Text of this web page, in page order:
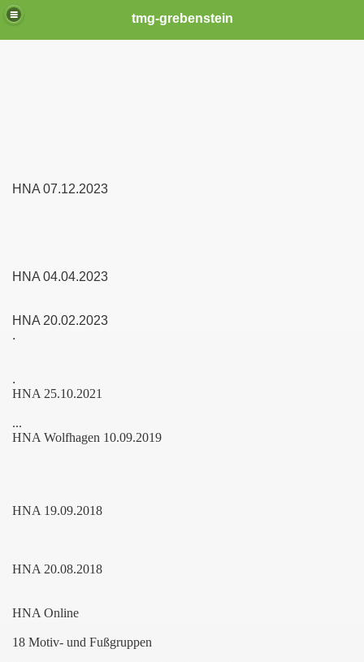
tmg-grebenstein
HNA 07.12.2023
HNA 04.04.2023
HNA 20.02.2023
.
.
HNA 25.10.2021
...
HNA Wolfhagen 10.09.2019
HNA 19.09.2018
HNA 20.08.2018
HNA Online
18 Motiv- und Fußgruppen